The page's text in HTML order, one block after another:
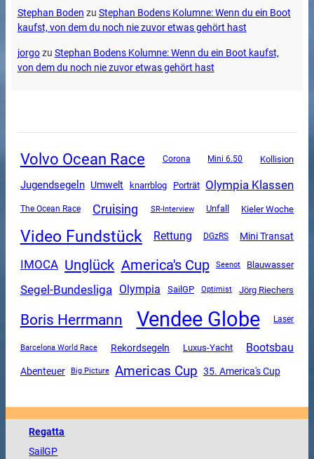
Stephan Boden zu Stephan Bodens Kolumne: Wenn du ein Boot
kaufst, von dem du noch nie zuvor etwas gehört hast
jorgozu Stephan Bodens Kolumne: Wenn du ein Boot kaufst,
von dem du noch nie zuvor etwas gehört hast
Volvo Ocean Race Corona Mini 6.50 Kollision
Jugendsegeln Umwelt knarrblog Porträt Olympia Klassen
The Ocean Race Cruising SR-Interview Unfall Kieler Woche
Video Fundstück Rettung DGzRS Mini Transat
IMOCA Unglück America's Cup Seenot Blauwasser
Segel-Bundesliga Olympia SailGP Optimist Jörg Riechers
Boris Herrmann Vendee Globe Laser
Barcelona World Race Rekordsegeln Luxus-Yacht Bootsbau
Abenteuer Big Picture Americas Cup 35. America's Cup
Regatta
SailGP